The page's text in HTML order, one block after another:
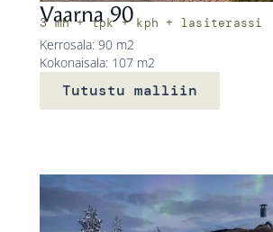
Vaarna 90
3 mh + tpk + kph + lasiterassi
Kerrosala: 90 m2
Kokonaisala: 107 m2
Tutustu malliin